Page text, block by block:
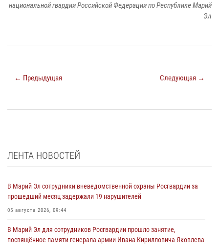
национальной гвардии Российской Федерации по Республике Марий
Эл
← Предыдущая Следующая →
ЛЕНТА НОВОСТЕЙ
В Марий Эл сотрудники вневедомственной охраны Росгвардии за
прошедший месяц задержали 19 нарушителей
05 августа 2026, 09:44
В Марий Эл для сотрудников Росгвардии прошло занятие,
посвящённое памяти генерала армии Ивана Кирилловича Яковлева